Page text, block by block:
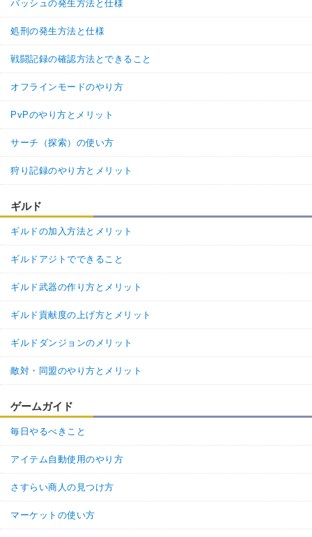
バッシュの発生方法と仕様
処刑の発生方法と仕様
戦闘記録の確認方法とできること
オフラインモードのやり方
PvPのやり方とメリット
サーチ（探索）の使い方
狩り記録のやり方とメリット
ギルド
ギルドの加入方法とメリット
ギルドアジトでできること
ギルド武器の作り方とメリット
ギルド貢献度の上げ方とメリット
ギルドダンジョンのメリット
敵対・同盟のやり方とメリット
ゲームガイド
毎日やるべきこと
アイテム自動使用のやり方
さすらい商人の見つけ方
マーケットの使い方